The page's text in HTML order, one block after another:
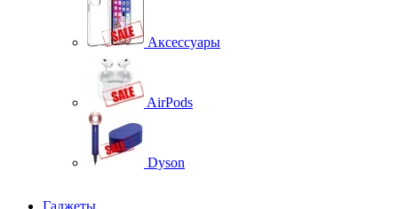
Аксессуары
AirPods
Dyson